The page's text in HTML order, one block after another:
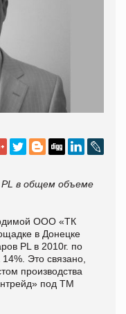
PL в общем объеме
ООО «ТК
в Донецке
PL в 2010г. по
Это связано,
производства
под ТМ